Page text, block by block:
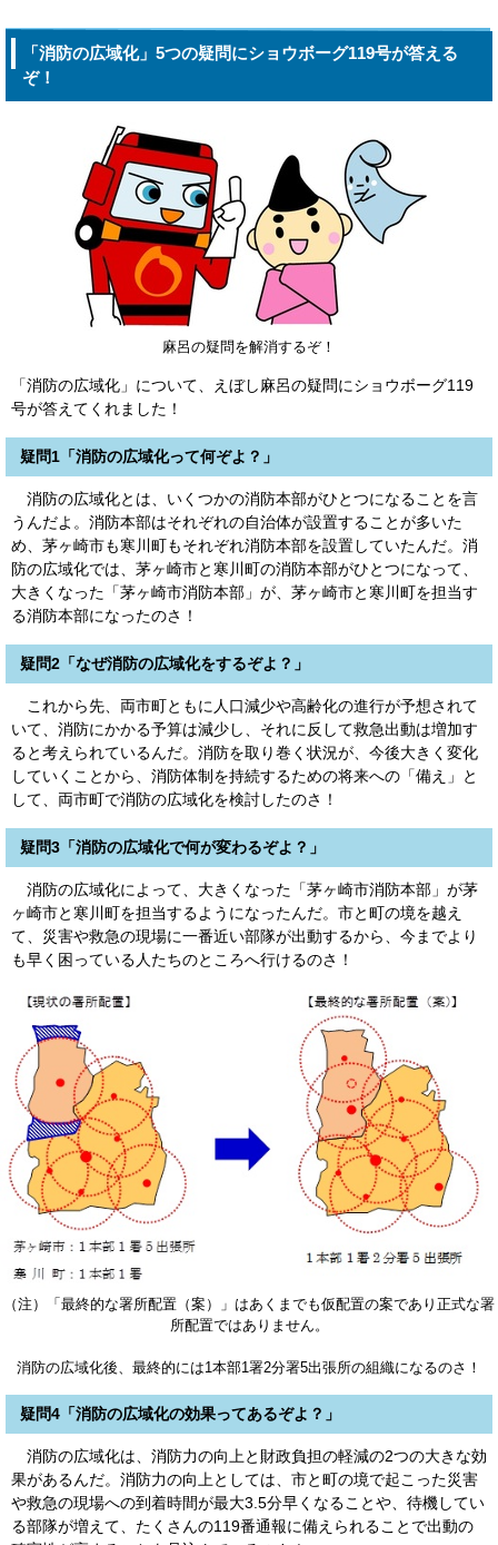
「消防の広域化」5つの疑問にショウボーグ119号が答える
ぞ！
麻呂の疑問を解消するぞ！
「消防の広域化」について、えぼし麻呂の疑問にショウボーグ119
号が答えてくれました！
疑問1「消防の広域化って何ぞよ？」
消防の広域化とは、いくつかの消防本部がひとつになることを言
うんだよ。消防本部はそれぞれの自治体が設置することが多いた
め、茅ヶ崎市も寒川町もそれぞれ消防本部を設置していたんだ。消
防の広域化では、茅ヶ崎市と寒川町の消防本部がひとつになって、
大きくなった「茅ヶ崎市消防本部」が、茅ヶ崎市と寒川町を担当す
る消防本部になったのさ！
疑問2「なぜ消防の広域化をするぞよ？」
これから先、両市町ともに人口減少や高齢化の進行が予想されて
いて、消防にかかる予算は減少し、それに反して救急出動は増加す
ると考えられているんだ。消防を取り巻く状況が、今後大きく変化
していくことから、消防体制を持続するための将来への「備え」と
して、両市町で消防の広域化を検討したのさ！
疑問3「消防の広域化で何が変わるぞよ？」
消防の広域化によって、大きくなった「茅ヶ崎市消防本部」が茅
ヶ崎市と寒川町を担当するようになったんだ。市と町の境を越え
て、災害や救急の現場に一番近い部隊が出動するから、今までより
も早く困っている人たちのところへ行けるのさ！
（注）「最終的な署所配置（案）」はあくまでも仮配置の案であり正式な署
所配置ではありません。
消防の広域化後、最終的には1本部1署2分署5出張所の組織になるのさ！
疑問4「消防の広域化の効果ってあるぞよ？」
消防の広域化は、消防力の向上と財政負担の軽減の2つの大きな効
果があるんだ。消防力の向上としては、市と町の境で起こった災害
や救急の現場への到着時間が最大3.5分早くなることや、待機してい
る部隊が増えて、たくさんの119番通報に備えられることで出動の